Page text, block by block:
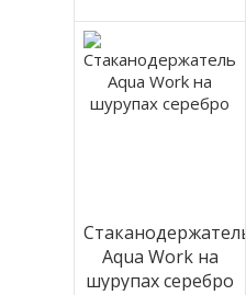
Стаканодержатель
Aqua Work на
шурупах серебро